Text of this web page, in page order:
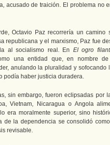
acusado de traición. El problema no
Octavio Paz recorrería un camino
republicana y el marxismo, Paz fue
al socialismo real. En El ogro
una entidad que, en nombre
anulando la pluralidad y sofocando
podía haber justicia duradera.
sin embargo, fueron eclipsadas por
Vietnam, Nicaragua o Angola
era moralmente superior, sino
de la dependencia se consolidó
revisable.